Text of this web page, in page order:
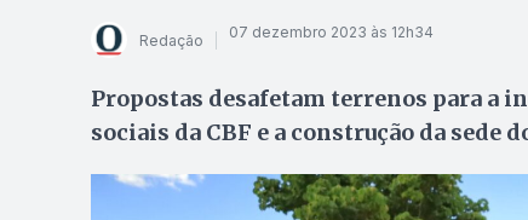
Redação 07 dezembro 2023 às 12h34
Propostas desafetam terrenos para a
sociais da CBF e a construção da sede